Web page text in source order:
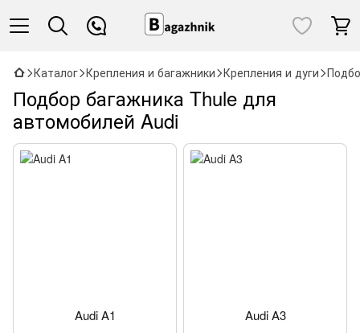
Каталог Крепления и багажники Крепления и дуги
Подбор багажника Thule для
автомобилей Audi
Audi A1 Audi A3